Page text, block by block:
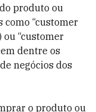
produto ou
como “customer
“customer
dentre os
negócios dos
o produto ou